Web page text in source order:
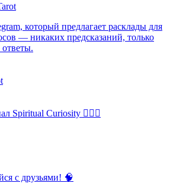
который предлагает расклады для
— никаких предсказаний, только
Spiritual Curiosity 🧘🏻‍♂️
с друзьями! 🧠